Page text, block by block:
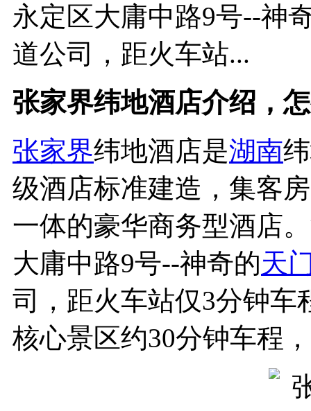
永定区大庸中路9号--神
道公司，距火车站...
张家界纬地酒店介绍，
张家界纬地酒店是湖南
级酒店标准建造，集客
一体的豪华商务型酒店
大庸中路9号--神奇的天
司，距火车站仅3分钟车
核心景区约30分钟车程